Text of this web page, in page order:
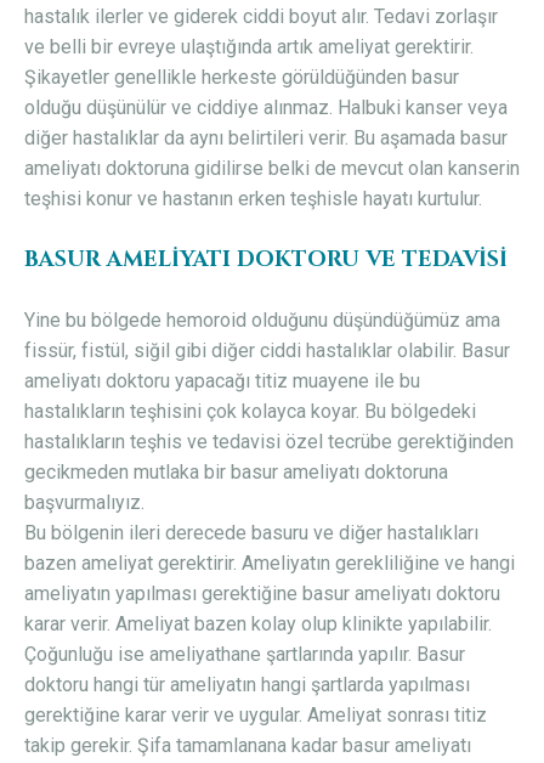
hastalık ilerler ve giderek ciddi boyut alır. Tedavi zorlaşır
ve belli bir evreye ulaştığında artık ameliyat gerektirir.
Şikayetler genellikle herkeste görüldüğünden basur
olduğu düşünülür ve ciddiye alınmaz. Halbuki kanser veya
diğer hastalıklar da aynı belirtileri verir. Bu aşamada basur
ameliyatı doktoruna gidilirse belki de mevcut olan kanserin
teşhisi konur ve hastanın erken teşhisle hayatı kurtulur.
BASUR AMELIYATI DOKTORU VE TEDAVISI
Yine bu bölgede hemoroid olduğunu düşündüğümüz ama
fissür, fistül, siğil gibi diğer ciddi hastalıklar olabilir. Basur
ameliyatı doktoru yapacağı titiz muayene ile bu
hastalıkların teşhisini çok kolayca koyar. Bu bölgedeki
hastalıkların teşhis ve tedavisi özel tecrübe gerektiğinden
gecikmeden mutlaka bir basur ameliyatı doktoruna
başvurmalıyız.
Bu bölgenin ileri derecede basuru ve diğer hastalıkları
bazen ameliyat gerektirir. Ameliyatın gerekliliğine ve hangi
ameliyatın yapılması gerektiğine basur ameliyatı doktoru
karar verir. Ameliyat bazen kolay olup klinikte yapılabilir.
Çoğunluğu ise ameliyathane şartlarında yapılır. Basur
doktoru hangi tür ameliyatın hangi şartlarda yapılması
gerektiğine karar verir ve uygular. Ameliyat sonrası titiz
takip gerekir. Şifa tamamlanana kadar basur ameliyatı